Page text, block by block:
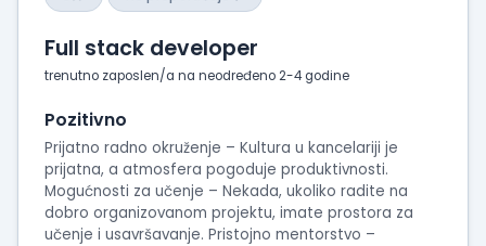
Full stack developer
trenutno zaposlen/a na neodređeno 2-4 godine
Pozitivno
Prijatno radno okruženje – Kultura u kancelariji je
prijatna, a atmosfera pogoduje produktivnosti.
Mogućnosti za učenje – Nekada, ukoliko radite na
dobro organizovanom projektu, imate prostora za
učenje i usavršavanje. Pristojno mentorstvo –